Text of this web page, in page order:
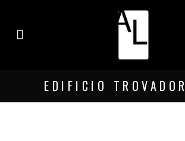
EDIFICIO TROVADOR